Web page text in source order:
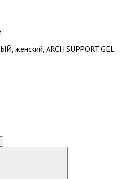
женский, ARCH SUPPORT GEL